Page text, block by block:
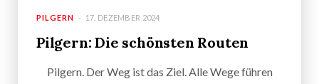
PILGERN 17. DEZEMBER 2024
Pilgern: Die schönsten Routen
Pilgern. Der Weg ist das Ziel. Alle Wege führen